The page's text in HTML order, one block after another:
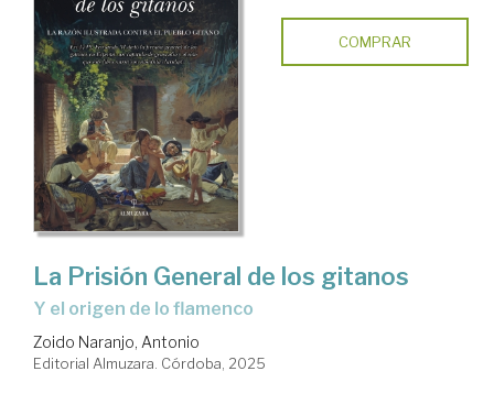
COMPRAR
La Prisión General de los gitanos
y el origen de lo flamenco
Zoido Naranjo, Antonio
Editorial Almuzara. Córdoba, 2025